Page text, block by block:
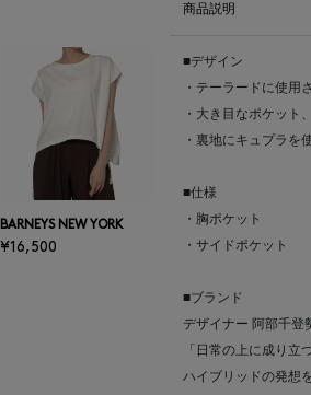
BARNEYS NEW YORK
¥16,500
商品説明
■デザイン
・テーラードに使用
・大き目なポケット
・裏地にキュプラを
■仕様
・胸ポケット
・サイドポケット
■ブランド
デザイナー 阿部千登
「日常の上に成り立
ハイブリッドの発想